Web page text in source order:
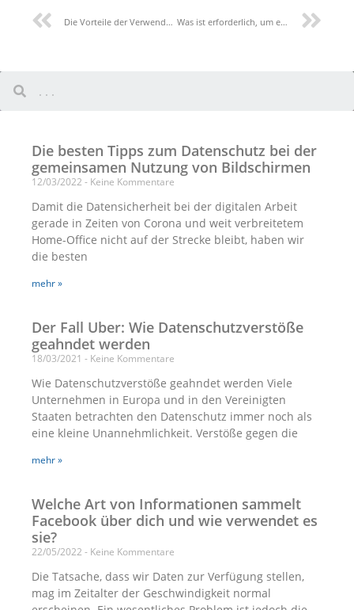
Die Vorteile der Verwendung einer DSGVO-Software Was ist erforderlich, um ein qualifizierter Datenschutzbeauftragter zu sein?
Die besten Tipps zum Datenschutz bei der
gemeinsamen Nutzung von Bildschirmen
12/03/2022 Keine Kommentare
Damit die Datensicherheit bei der digitalen Arbeit
gerade in Zeiten von Corona und weit verbreitetem
Home-Office nicht auf der Strecke bleibt, haben wir
die besten
mehr »
Der Fall Uber: Wie Datenschutzverstöße
geahndet werden
18/03/2021 Keine Kommentare
Wie Datenschutzverstöße geahndet werden Viele
Unternehmen in Europa und in den Vereinigten
Staaten betrachten den Datenschutz immer noch als
eine kleine Unannehmlichkeit. Verstöße gegen die
mehr »
Welche Art von Informationen sammelt
Facebook über dich und wie verwendet es
sie?
22/05/2022 Keine Kommentare
Die Tatsache, dass wir Daten zur Verfügung stellen,
mag im Zeitalter der Geschwindigkeit normal